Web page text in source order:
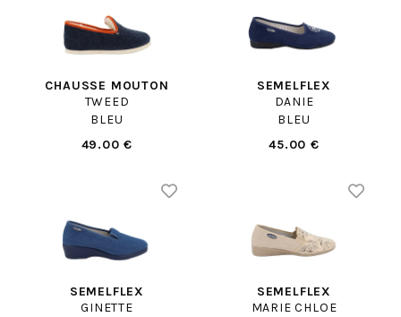
CHAUSSE MOUTON
TWEED
BLEU
49.00 €
SEMELFLEX
DANIE
BLEU
45.00 €
SEMELFLEX
GINETTE
SEMELFLEX
MARIE CHLOE